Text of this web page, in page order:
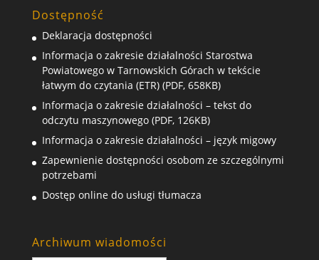
Dostępność
Deklaracja dostępności
Informacja o zakresie działalności Starostwa
Powiatowego w Tarnowskich Górach w tekście
łatwym do czytania (ETR) (PDF, 658KB)
Informacja o zakresie działalności – tekst do
odczytu maszynowego (PDF, 126KB)
Informacja o zakresie działalności – język migowy
Zapewnienie dostępności osobom ze szczególnymi
potrzebami
Dostęp online do usługi tłumacza
Archiwum wiadomości